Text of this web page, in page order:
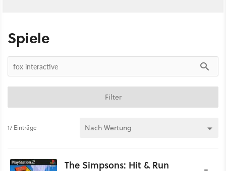
Spiele
Filter
17 Einträge
The Simpsons: Hit & Run